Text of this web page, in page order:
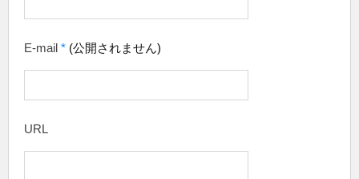
E-mail * (公開されません)
URL